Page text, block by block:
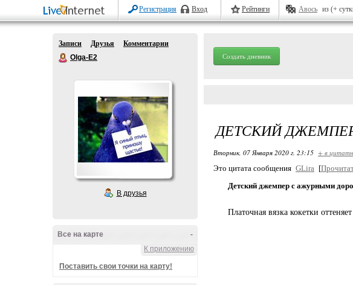
Регистрация Вход Рейтинги Авось из (+
Записи Друзья
Комментарии
Olga-E2
В друзья
-
Все на карте
К приложению
Поставить свои точки на карту!
Создать дневник
ДЕТСКИЙ
Вторник, 07 Января 2020 г. 23:15 + в
Это цитата сообщения GLira [
Детский джемпер с ажурными
Платочная вязка кокетки